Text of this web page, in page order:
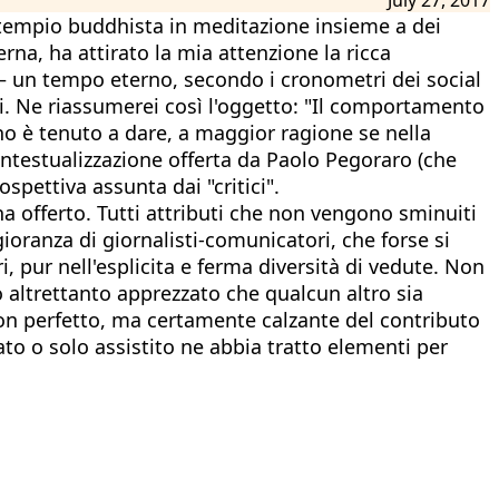
buddhista in meditazione insieme a dei
ha attirato la mia attenzione la ricca
un tempo eterno, secondo i cronometri dei social
Ne riassumerei così l'oggetto: "Il comportamento
è tenuto a dare, a maggior ragione se nella
offerta da Paolo Pegoraro (che
assunta dai "critici".
offerto. Tutti attributi che non vengono sminuiti
di giornalisti-comunicatori, che forse si
pur nell'esplicita e ferma diversità di vedute. Non
apprezzato che qualcun altro sia
perfetto, ma certamente calzante del contributo
o solo assistito ne abbia tratto elementi per